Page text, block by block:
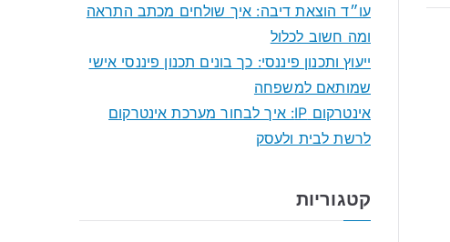
עו״ד הוצאת דיבה: איך שולחים מכתב התראה
ומה חשוב לכלול
ייעוץ ותכנון פיננסי: כך בונים תכנון פיננסי אישי
שמותאם למשפחה
אינטרקום IP: איך לבחור מערכת אינטרקום
לרשת לבית ולעסק
קטגוריות